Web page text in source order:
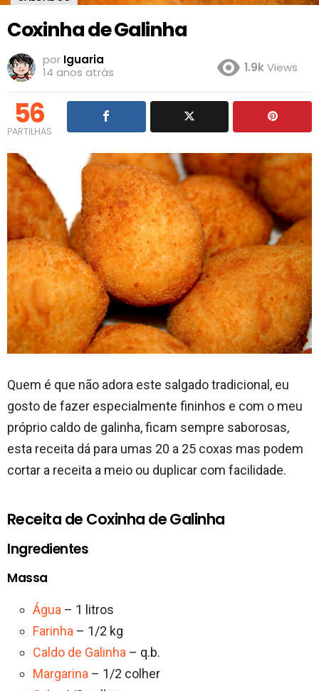
Coxinha de Galinha
por Iguaria
14 anos atrás
1.9kViews
56
PARTILHAS
Quem é que não adora este salgado tradicional, eu
gosto de fazer especialmente fininhos e com o meu
próprio caldo de galinha, ficam sempre saborosas,
esta receita dá para umas 20 a 25 coxas mas podem
cortar a receita a meio ou duplicar com facilidade.
Receita de Coxinha de Galinha
Ingredientes
Massa
Água – 1 litros
Farinha – 1/2 kg
Caldo de Galinha – q.b.
Margarina – 1/2 colher